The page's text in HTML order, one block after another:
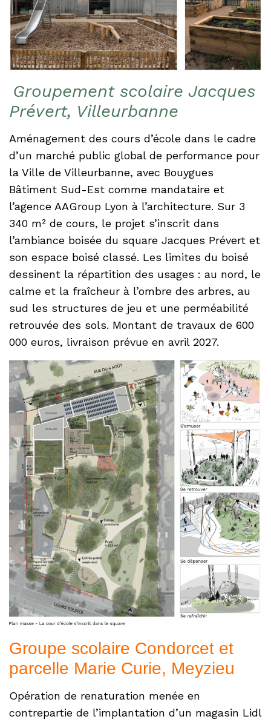
Groupement scolaire Jacques
Prévert, Villeurbanne
Aménagement des cours d’école dans le cadre
d’un marché public global de performance pour
la Ville de Villeurbanne, avec Bouygues
Bâtiment Sud-Est comme mandataire et
l’agence AAGroup Lyon à l’architecture. Sur 3
340 m² de cours, le projet s’inscrit dans
l’ambiance boisée du square Jacques Prévert et
son espace boisé classé. Les limites du boisé
dessinent la répartition des usages : au nord, le
calme et la fraîcheur à l’ombre des arbres, au
sud les structures de jeu et une perméabilité
retrouvée des sols. Montant de travaux de 600
000 euros, livraison prévue en avril 2027.
Groupe scolaire Condorcet et
parcelle Marie Curie, Meyzieu
Opération de renaturation menée en
contrepartie de l’implantation d’un magasin Lidl